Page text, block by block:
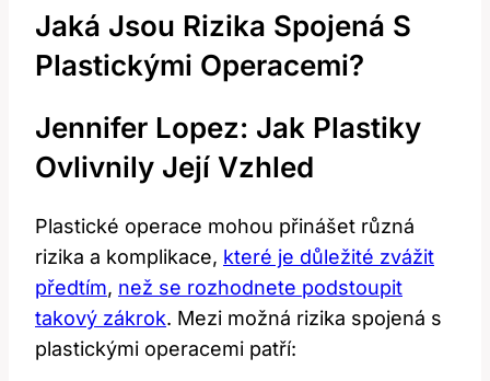
Jaká Jsou Rizika Spojená S
Plastickými Operacemi?
Jennifer Lopez: Jak Plastiky
Ovlivnily Její Vzhled
Plastické operace mohou přinášet různá
rizika a komplikace, které je důležité zvážit
předtím, než se rozhodnete podstoupit
takový zákrok. Mezi možná rizika spojená s
plastickými operacemi patří: